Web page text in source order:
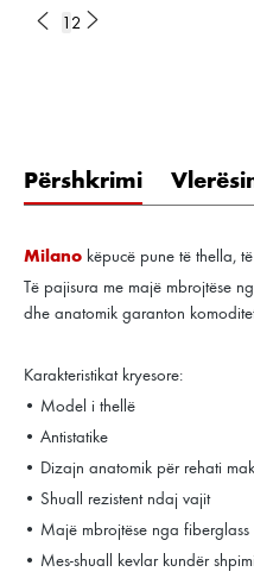
1 2
Përshkrimi
Milano këpucë pune të thella,
Të pajisura me majë mbrojtëse
dhe anatomik garanton
Karakteristikat kryesore:
• Model i thellë
• Antistatike
• Dizajn anatomik për rehati
• Shuall rezistent ndaj vajit
• Majë mbrojtëse nga fiberglass
• Mes-shuall kevlar kundër